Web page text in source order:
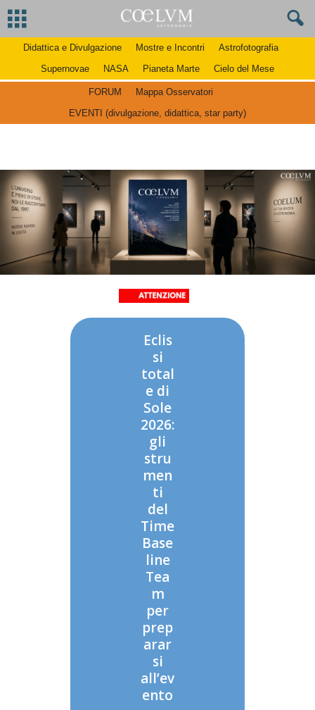
Didattica e Divulgazione Mostre e Incontri
Astrofotografia
Supernovae
NASA Pianeta Marte Cielo del Mese
FORUM
Mappa Osservatori
EVENTI (divulgazione, didattica, star party)
Eclis
si
total
e di
Sole
2026:
gli
stru
men
ti
del
Time
Base
line
Tea
m
per
prep
arar
si
all’ev
ento